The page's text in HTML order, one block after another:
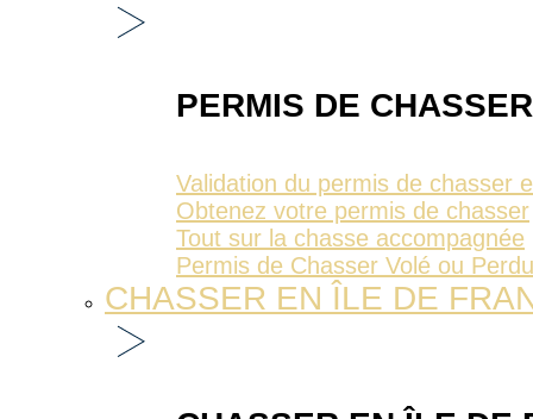
PERMIS DE CHASSER
Validation du permis de chasser
Obtenez votre permis de chasser
Tout sur la chasse accompagnée
Permis de Chasser Volé ou Perdu
CHASSER EN ÎLE DE